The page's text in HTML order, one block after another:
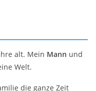
alt. Mein Mann und
Welt.
die ganze Zeit